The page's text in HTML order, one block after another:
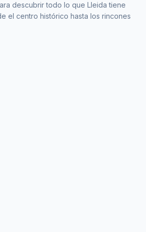
descubrir todo lo que Lleida tiene
el centro histórico hasta los rincones